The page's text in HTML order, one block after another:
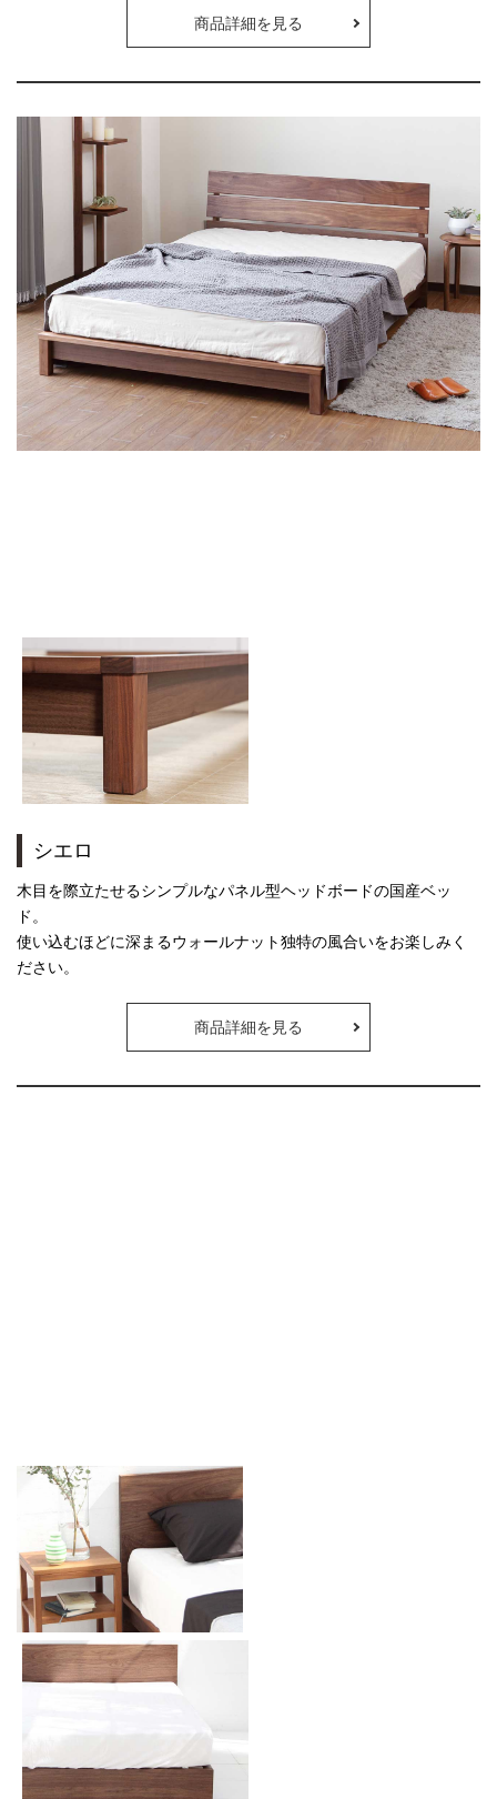
商品詳細を見る
シエロ
木目を際立たせるシンプルなパネル型ヘッドボードの国産ベッ
ド。
使い込むほどに深まるウォールナット独特の風合いをお楽しみく
ださい。
商品詳細を見る